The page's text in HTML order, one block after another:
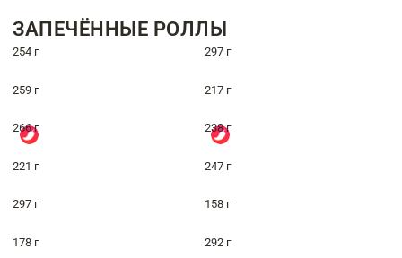
ЗАПЕЧЁННЫЕ РОЛЛЫ
254 г 297 г
259 г 217 г
266 г 238 г
221 г 247 г
297 г 158 г
178 г 292 г